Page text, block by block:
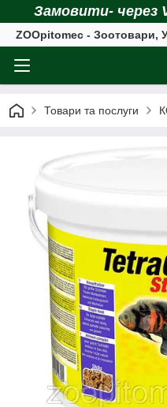
Замовити- через
ZOOpitomec - Зоотовари,
Товари та послуги